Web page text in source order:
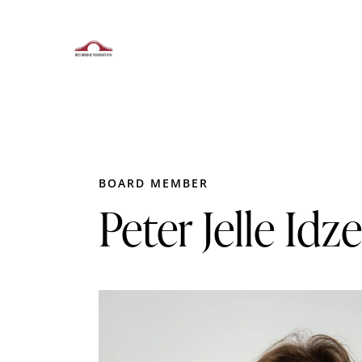
BOARD MEMBER
Peter Jelle